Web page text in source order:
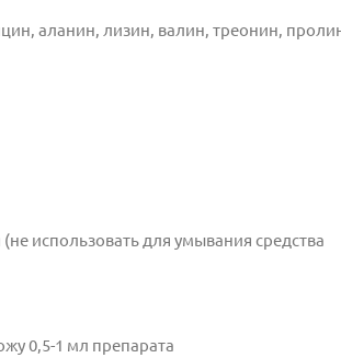
аланин, лизин, валин, треонин,
использовать для умывания средства
0,5-1 мл препарата